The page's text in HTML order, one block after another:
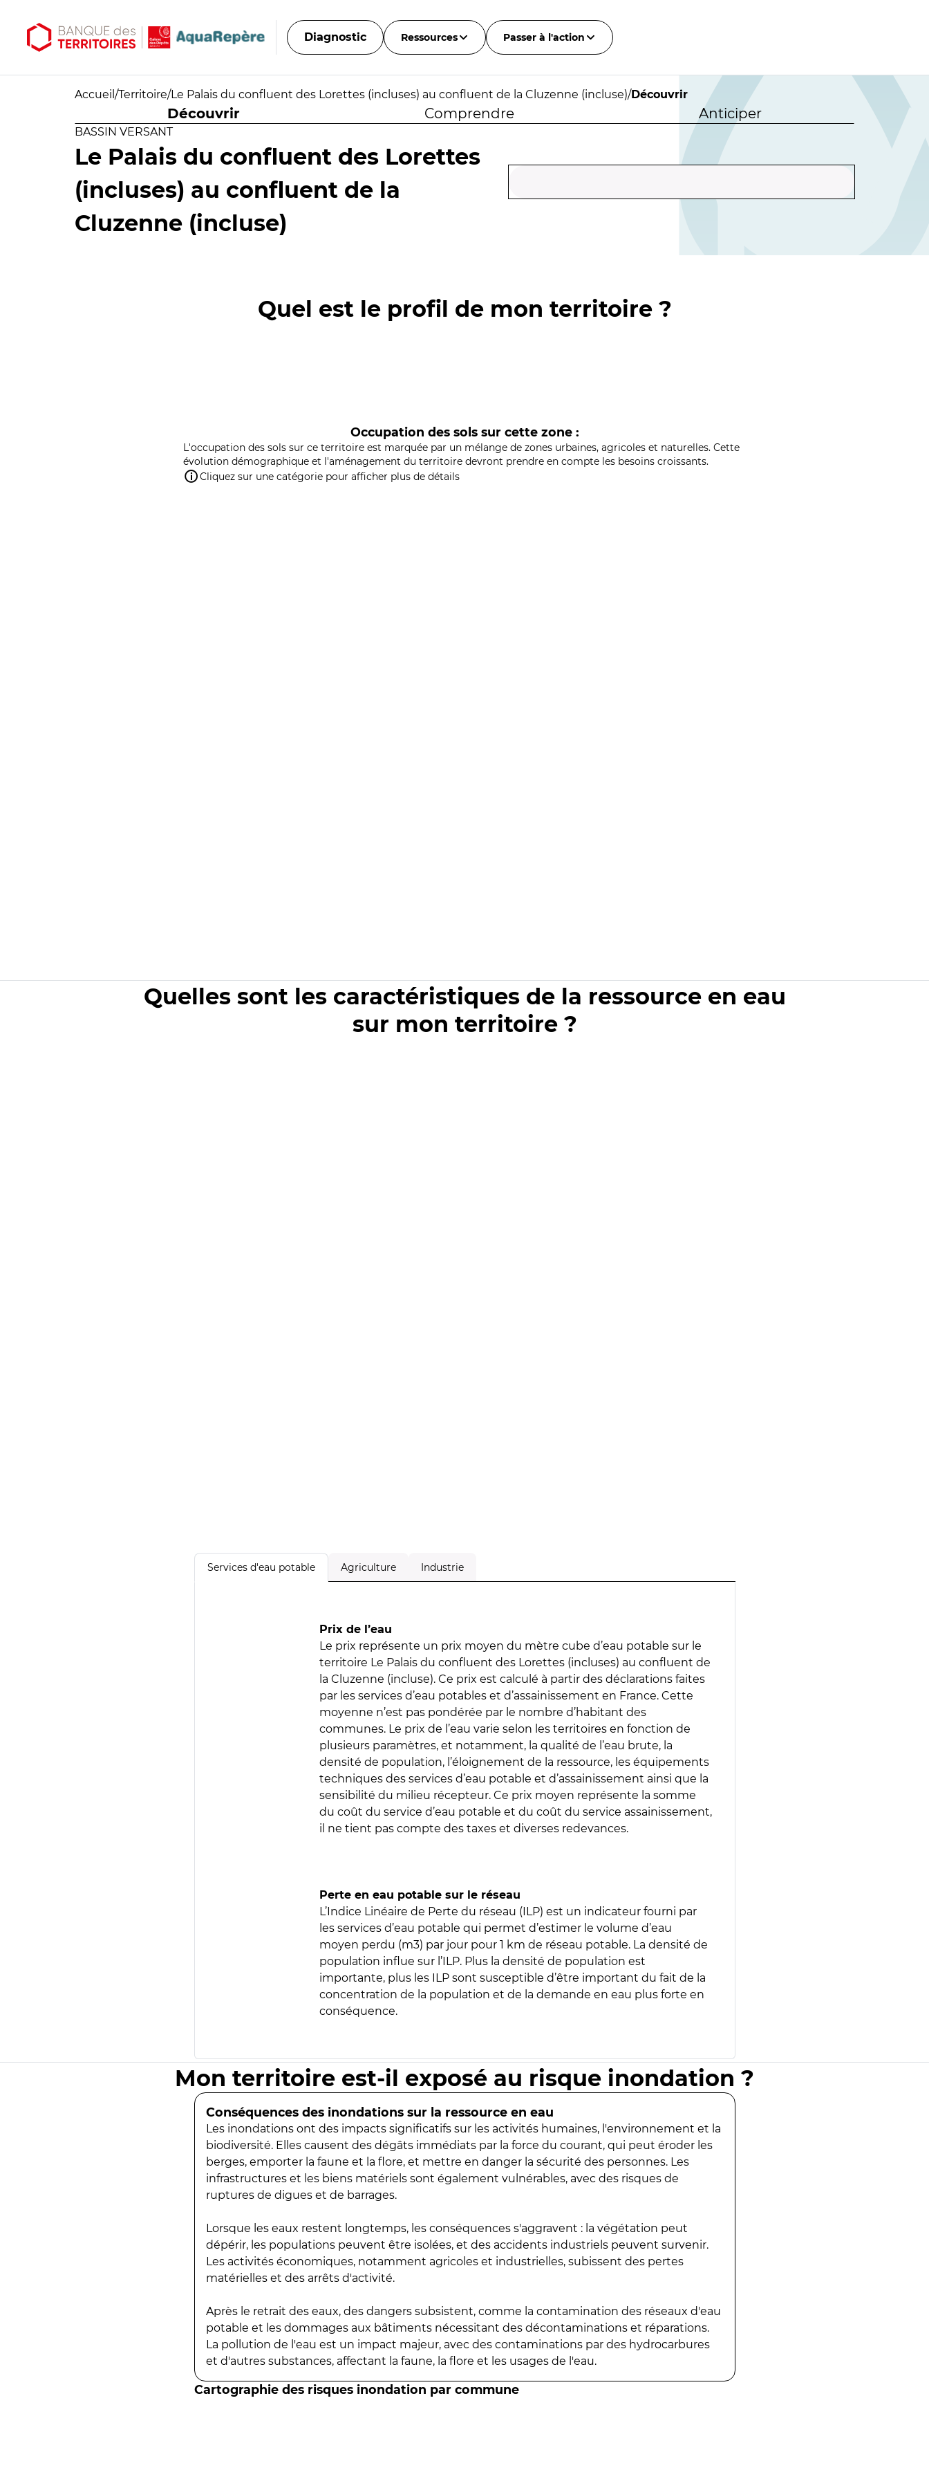
Diagnostic Ressources Passer à l'action
Accueil /Territoire/Le Palais du confluent des Lorettes (incluses) au confluent de la Cluzenne (incluse)/Découvrir
Découvrir Comprendre Anticiper
BASSIN VERSANT
Le Palais du confluent des Lorettes
(incluses) au confluent de la
Cluzenne (incluse)
Quel est le profil de mon territoire ?
Occupation des sols sur cette zone :
L'occupation des sols sur ce territoire est marquée par un mélange de zones urbaines, agricoles et naturelles. Cette
évolution démographique et l'aménagement du territoire devront prendre en compte les besoins croissants.
Cliquez sur une catégorie pour afficher plus de détails
Quelles sont les caractéristiques de la ressource en eau
sur mon territoire ?
Services d'eau potable Agriculture Industrie
Prix de l’eau
Le prix représente un prix moyen du mètre cube d’eau potable sur le
territoire Le Palais du confluent des Lorettes (incluses) au confluent de
la Cluzenne (incluse). Ce prix est calculé à partir des déclarations faites
par les services d’eau potables et d’assainissement en France. Cette
moyenne n’est pas pondérée par le nombre d’habitant des
communes. Le prix de l’eau varie selon les territoires en fonction de
plusieurs paramètres, et notamment, la qualité de l’eau brute, la
densité de population, l’éloignement de la ressource, les équipements
techniques des services d’eau potable et d’assainissement ainsi que la
sensibilité du milieu récepteur. Ce prix moyen représente la somme
du coût du service d’eau potable et du coût du service assainissement,
il ne tient pas compte des taxes et diverses redevances.
Perte en eau potable sur le réseau
L’Indice Linéaire de Perte du réseau (ILP) est un indicateur fourni par
les services d’eau potable qui permet d’estimer le volume d’eau
moyen perdu (m3) par jour pour 1 km de réseau potable. La densité de
population influe sur l’ILP. Plus la densité de population est
importante, plus les ILP sont susceptible d’être important du fait de la
concentration de la population et de la demande en eau plus forte en
conséquence.
Mon territoire est-il exposé au risque inondation ?
Conséquences des inondations sur la ressource en eau
Les inondations ont des impacts significatifs sur les activités humaines, l'environnement et la
biodiversité. Elles causent des dégâts immédiats par la force du courant, qui peut éroder les
berges, emporter la faune et la flore, et mettre en danger la sécurité des personnes. Les
infrastructures et les biens matériels sont également vulnérables, avec des risques de
ruptures de digues et de barrages.
Lorsque les eaux restent longtemps, les conséquences s'aggravent : la végétation peut
dépérir, les populations peuvent être isolées, et des accidents industriels peuvent survenir.
Les activités économiques, notamment agricoles et industrielles, subissent des pertes
matérielles et des arrêts d'activité.
Après le retrait des eaux, des dangers subsistent, comme la contamination des réseaux d'eau
potable et les dommages aux bâtiments nécessitant des décontaminations et réparations.
La pollution de l'eau est un impact majeur, avec des contaminations par des hydrocarbures
et d'autres substances, affectant la faune, la flore et les usages de l'eau.
Cartographie des risques inondation par commune